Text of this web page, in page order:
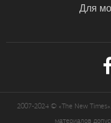
Для
2007-2024 © «The New
материалов